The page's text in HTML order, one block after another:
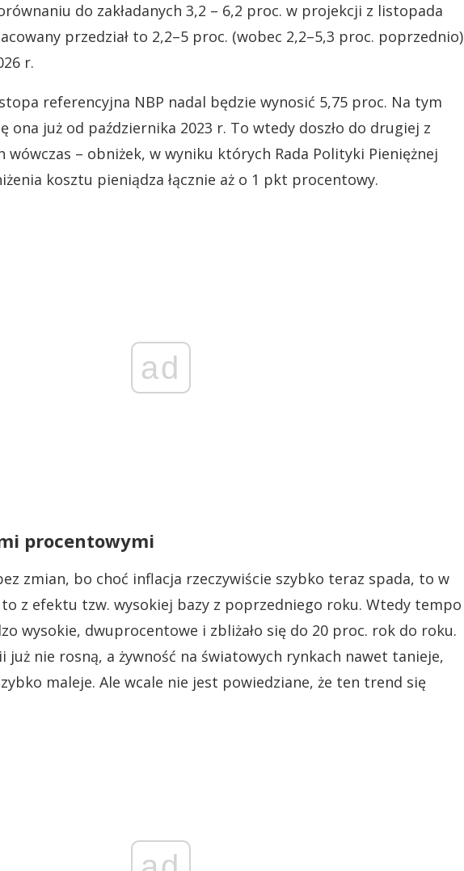
do zakładanych 3,2 – 6,2 proc. w projekcji z listopada
przedział to 2,2–5 proc. (wobec 2,2–5,3 proc. poprzednio)
r.
stopa referencyjna NBP nadal będzie wynosić 5,75 proc. Na tym
ona już od października 2023 r. To wtedy doszło do drugiej z
wówczas – obniżek, w wyniku których Rada Polityki Pieniężnej
kosztu pieniądza łącznie aż o 1 pkt procentowy.
ad
procentowymi
zmian, bo choć inflacja rzeczywiście szybko teraz spada, to w
z efektu tzw. wysokiej bazy z poprzedniego roku. Wtedy tempo
wysokie, dwuprocentowe i zbliżało się do 20 proc. rok do roku.
już nie rosną, a żywność na światowych rynkach nawet tanieje,
maleje. Ale wcale nie jest powiedziane, że ten trend się